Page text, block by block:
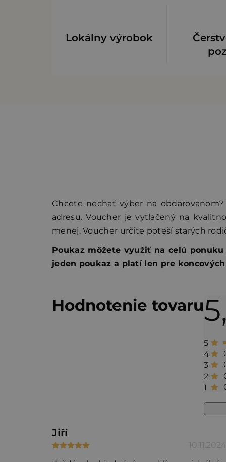
Lokálny výrobok
Chcete nechať výber na
adresu. Voucher je vytlačený na
menej. Voucher určite poteší starých
Poukaz môžete využiť na celú
jeden poukaz a platí len pre
Hodnotenie tovaru
5
4
3
2
1
V
n
o
Jiří
Hodnotenie produktu je 5 z 5 hviezdičiek.
10.11.2024